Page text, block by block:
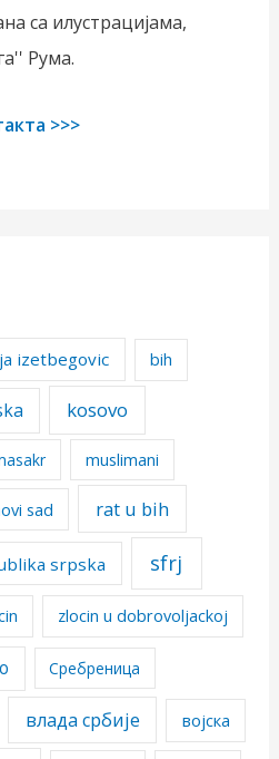
са илустрацијама,
Рума.
>>>
izetbegovic bih
kosovo
muslimani
sad rat u bih
srpska sfrj
zlocin u dobrovoljackoj
Сребреница
влада србије војска